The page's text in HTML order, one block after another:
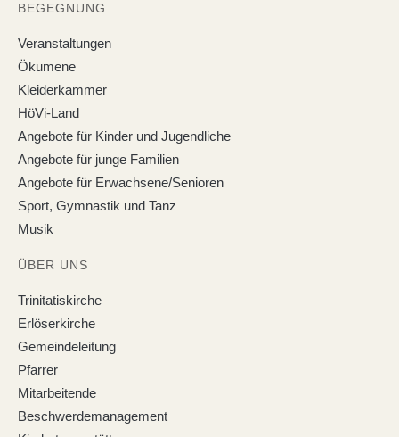
BEGEGNUNG
Veranstaltungen
Ökumene
Kleiderkammer
HöVi-Land
Angebote für Kinder und Jugendliche
Angebote für junge Familien
Angebote für Erwachsene/Senioren
Sport, Gymnastik und Tanz
Musik
ÜBER UNS
Trinitatiskirche
Erlöserkirche
Gemeindeleitung
Pfarrer
Mitarbeitende
Beschwerdemanagement